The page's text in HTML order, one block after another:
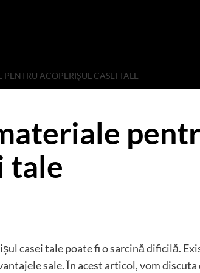
ACOPERIȘUL CASEI TALE
tale
casei tale poate fi o sarcină dificilă.
sale. În acest articol, vom discuta